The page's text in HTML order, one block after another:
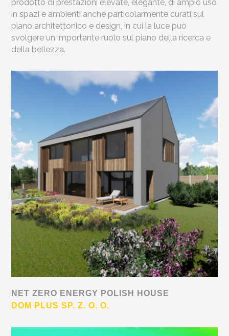
prodotto di prestazioni elevate, elegante, di ampio uso
in spazi e ambienti anche particolarmente curati sul
piano architettonico e design, in cui la luce può
svolgere un importante ruolo sul piano della ricerca e
della bellezza.
NET ZERO ENERGY POLISH HOUSE
DOM PLUS SP. Z. O. O.